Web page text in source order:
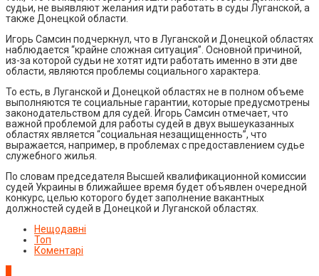
судьи, не выявляют желания идти работать в суды Луганской, а
также Донецкой области.
Игорь Самсин подчеркнул, что в Луганской и Донецкой областях
наблюдается “крайне сложная ситуация”. Основной причиной,
из-за которой судьи не хотят идти работать именно в эти две
области, являются проблемы социального характера.
То есть, в Луганской и Донецкой областях не в полном объеме
выполняются те социальные гарантии, которые предусмотрены
законодательством для судей. Игорь Самсин отмечает, что
важной проблемой для работы судей в двух вышеуказанных
областях является “социальная незащищенность”, что
выражается, например, в проблемах с предоставлением судье
служебного жилья.
По словам председателя Высшей квалификационной комиссии
судей Украины в ближайшее время будет объявлен очередной
конкурс, целью которого будет заполнение вакантных
должностей судей в Донецкой и Луганской областях.
Нещодавні
Топ
Коментарі